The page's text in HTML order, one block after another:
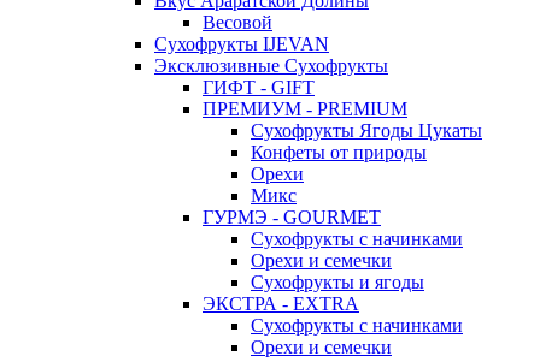
Весовой
Сухофрукты IJEVAN
Эксклюзивные Сухофрукты
ГИФТ - GIFT
ПРЕМИУМ - PREMIUM
Сухофрукты Ягоды Цукаты
Конфеты от природы
Орехи
Микс
ГУРМЭ - GOURMET
Сухофрукты с начинками
Орехи и семечки
Сухофрукты и ягоды
ЭКСТРА - EXTRA
Сухофрукты с начинками
Орехи и семечки